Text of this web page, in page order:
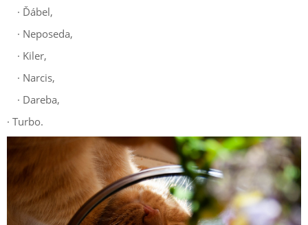
· Ďábel,
· Neposeda,
· Kiler,
· Narcis,
· Dareba,
· Turbo.